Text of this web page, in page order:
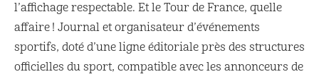
l’affichage respectable. Et le Tour de France, quelle
affaire ! Journal et organisateur d’événements
sportifs, doté d’une ligne éditoriale près des structures
officielles du sport, compatible avec les annonceurs de